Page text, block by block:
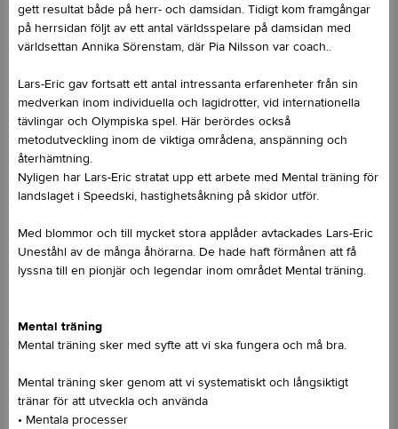
gett resultat både på herr- och damsidan. Tidigt kom framgångar
på herrsidan följt av ett antal världsspelare på damsidan med
världsettan Annika Sörenstam, där Pia Nilsson var coach..
Lars-Eric gav fortsatt ett antal intressanta erfarenheter från sin
medverkan inom individuella och lagidrotter, vid internationella
tävlingar och Olympiska spel. Här berördes också
metodutveckling inom de viktiga områdena, anspänning och
återhämtning.
Nyligen har Lars-Eric stratat upp ett arbete med Mental träning för
landslaget i Speedski, hastighetsåkning på skidor utför.
Med blommor och till mycket stora applåder avtackades Lars-Eric
Uneståhl av de många åhörarna. De hade haft förmånen att få
lyssna till en pionjär och legendar inom området Mental träning.
Mental träning
Mental träning sker med syfte att vi ska fungera och må bra.
Mental träning sker genom att vi systematiskt och långsiktigt
tränar för att utveckla och använda
• Mentala processer